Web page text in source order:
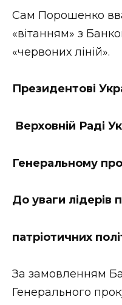
Сам Порошенко
«вітанням» з
«червоних ліній».
Президентові
Верховній Раді
Генеральному
До уваги лідерів
патріотичних
За замовленням
Генерального